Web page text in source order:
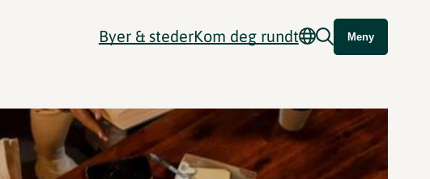
Byer & stederKom deg rundt Meny